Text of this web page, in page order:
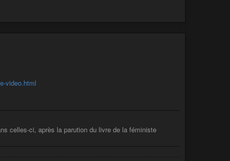
video.html
celles-ci, après la parution du livre de la féministe